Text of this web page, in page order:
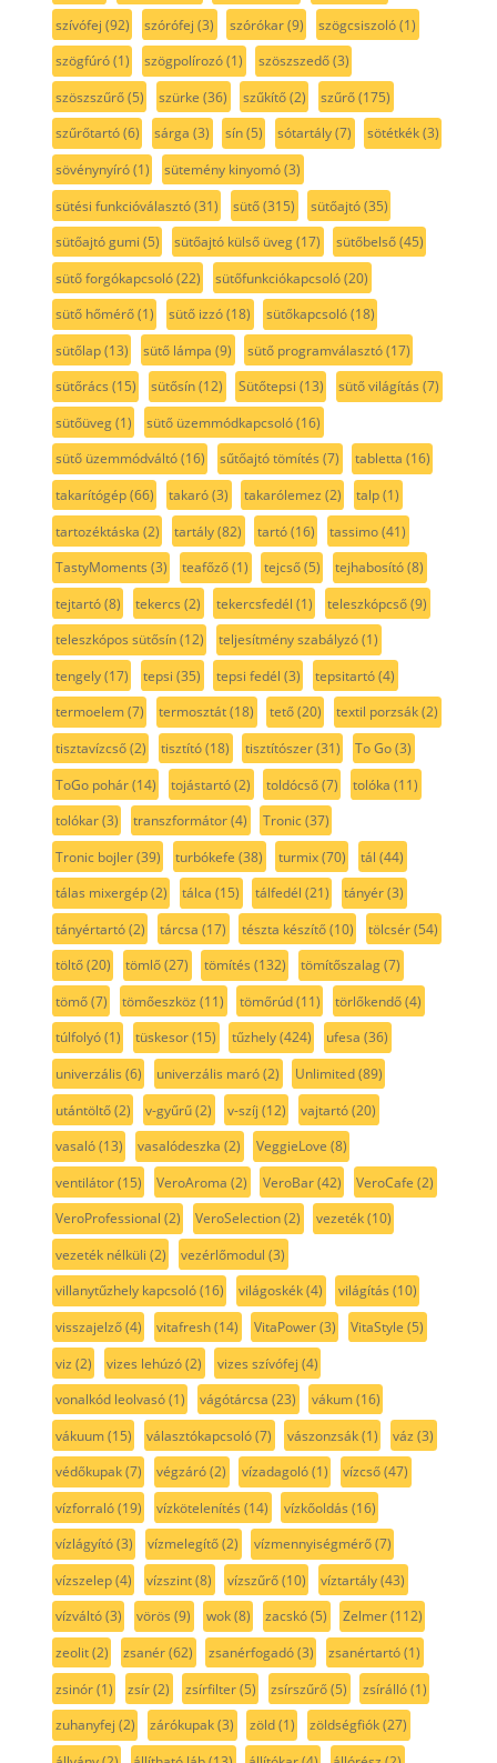
szívófej (92) szórófej (3) szórókar(9) szögcsiszoló(1)
szögfúró(1) szögpolírozó(1) szöszszedő(3)
szöszszűrő(5) szürke (36) szűkítő(2) szűrő(175)
szűrőtartó(6) sárga (3) sín(5) sótartály(7) sötétkék(3)
sövénynyíró(1) sütemény kinyomó(3)
sütési funkcióválasztó(31) sütő(315) sütőajtó(35)
sütőajtó gumi (5) sütőajtó külső üveg(17) sütőbelső(45)
sütő forgókapcsoló(22) sütőfunkciókapcsoló(20)
sütő hőmérő(1) sütő izzó(18) sütőkapcsoló(18)
sütőlap(13) sütő lámpa (9) sütő programválasztó(17)
sütőrács (15) sütősín(12) Sütőtepsi (13) sütő világítás (7)
sütőüveg(1) sütő üzemmódkapcsoló(16)
sütő üzemmódváltó(16) sűtőajtó tömítés (7) tabletta (16)
takarítógép(66) takaró(3) takarólemez (2) talp(1)
tartozéktáska (2) tartály(82) tartó(16) tassimo(41)
TastyMoments (3) teafőző(1) tejcső(5) tejhabosító(8)
tejtartó(8) tekercs (2) tekercsfedél (1) teleszkópcső(9)
teleszkópos sütősín(12) teljesítmény szabályzó(1)
tengely(17) tepsi (35) tepsi fedél (3) tepsitartó(4)
termoelem(7) termosztát(18) tető(20) textil porzsák(2)
tisztavízcső(2) tisztító(18) tisztítószer(31) To Go(3)
ToGo pohár(14) tojástartó(2) toldócső(7) tolóka (11)
tolókar(3) transzformátor(4) Tronic(37)
Tronic bojler(39) turbókefe (38) turmix(70) tál (44)
tálas mixergép(2) tálca (15) tálfedél (21) tányér(3)
tányértartó(2) tárcsa (17) tészta készítő(10) tölcsér(54)
töltő(20) tömlő(27) tömítés (132) tömítőszalag(7)
tömő(7) tömőeszköz (11) tömőrúd(11) törlőkendő(4)
túlfolyó(1) tüskesor(15) tűzhely(424) ufesa (36)
univerzális (6) univerzális maró(2) Unlimited(89)
utántöltő(2) v-gyűrű(2) v-szíj (12) vajtartó(20)
vasaló(13) vasalódeszka (2) VeggieLove (8)
ventilátor(15) VeroAroma (2) VeroBar(42) VeroCafe (2)
VeroProfessional (2) VeroSelection(2) vezeték(10)
vezeték nélküli (2) vezérlőmodul (3)
villanytűzhely kapcsoló(16) világoskék(4) világítás (10)
visszajelző(4) vitafresh(14) VitaPower(3) VitaStyle (5)
viz (2) vizes lehúzó(2) vizes szívófej (4)
vonalkód leolvasó(1) vágótárcsa (23) vákum(16)
vákuum(15) választókapcsoló(7) vászonzsák(1) váz (3)
védőkupak(7) végzáró(2) vízadagoló(1) vízcső(47)
vízforraló(19) vízkötelenítés (14) vízkőoldás (16)
vízlágyító(3) vízmelegítő(2) vízmennyiségmérő(7)
vízszelep(4) vízszint(8) vízszűrő(10) víztartály(43)
vízváltó(3) vörös (9) wok(8) zacskó(5) Zelmer(112)
zeolit(2) zsanér(62) zsanérfogadó(3) zsanértartó(1)
zsinór(1) zsír(2) zsírfilter(5) zsírszűrő(5) zsírálló(1)
zuhanyfej (2) zárókupak(3) zöld(1) zöldségfiók(27)